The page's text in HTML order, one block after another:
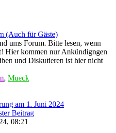
(Auch für Gäste)
ums Forum. Bitte lesen, wenn
Hier kommen nur Ankündigngen
und Diskutieren ist hier nicht
, Mueck
am 1. Juni 2024
Beitrag
08:21